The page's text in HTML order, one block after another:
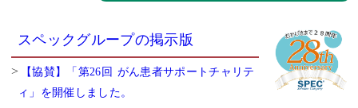
スペックグループの掲示版
【協賛】「第26回 がん患者サポートチャリテ
ィ」を開催しました。